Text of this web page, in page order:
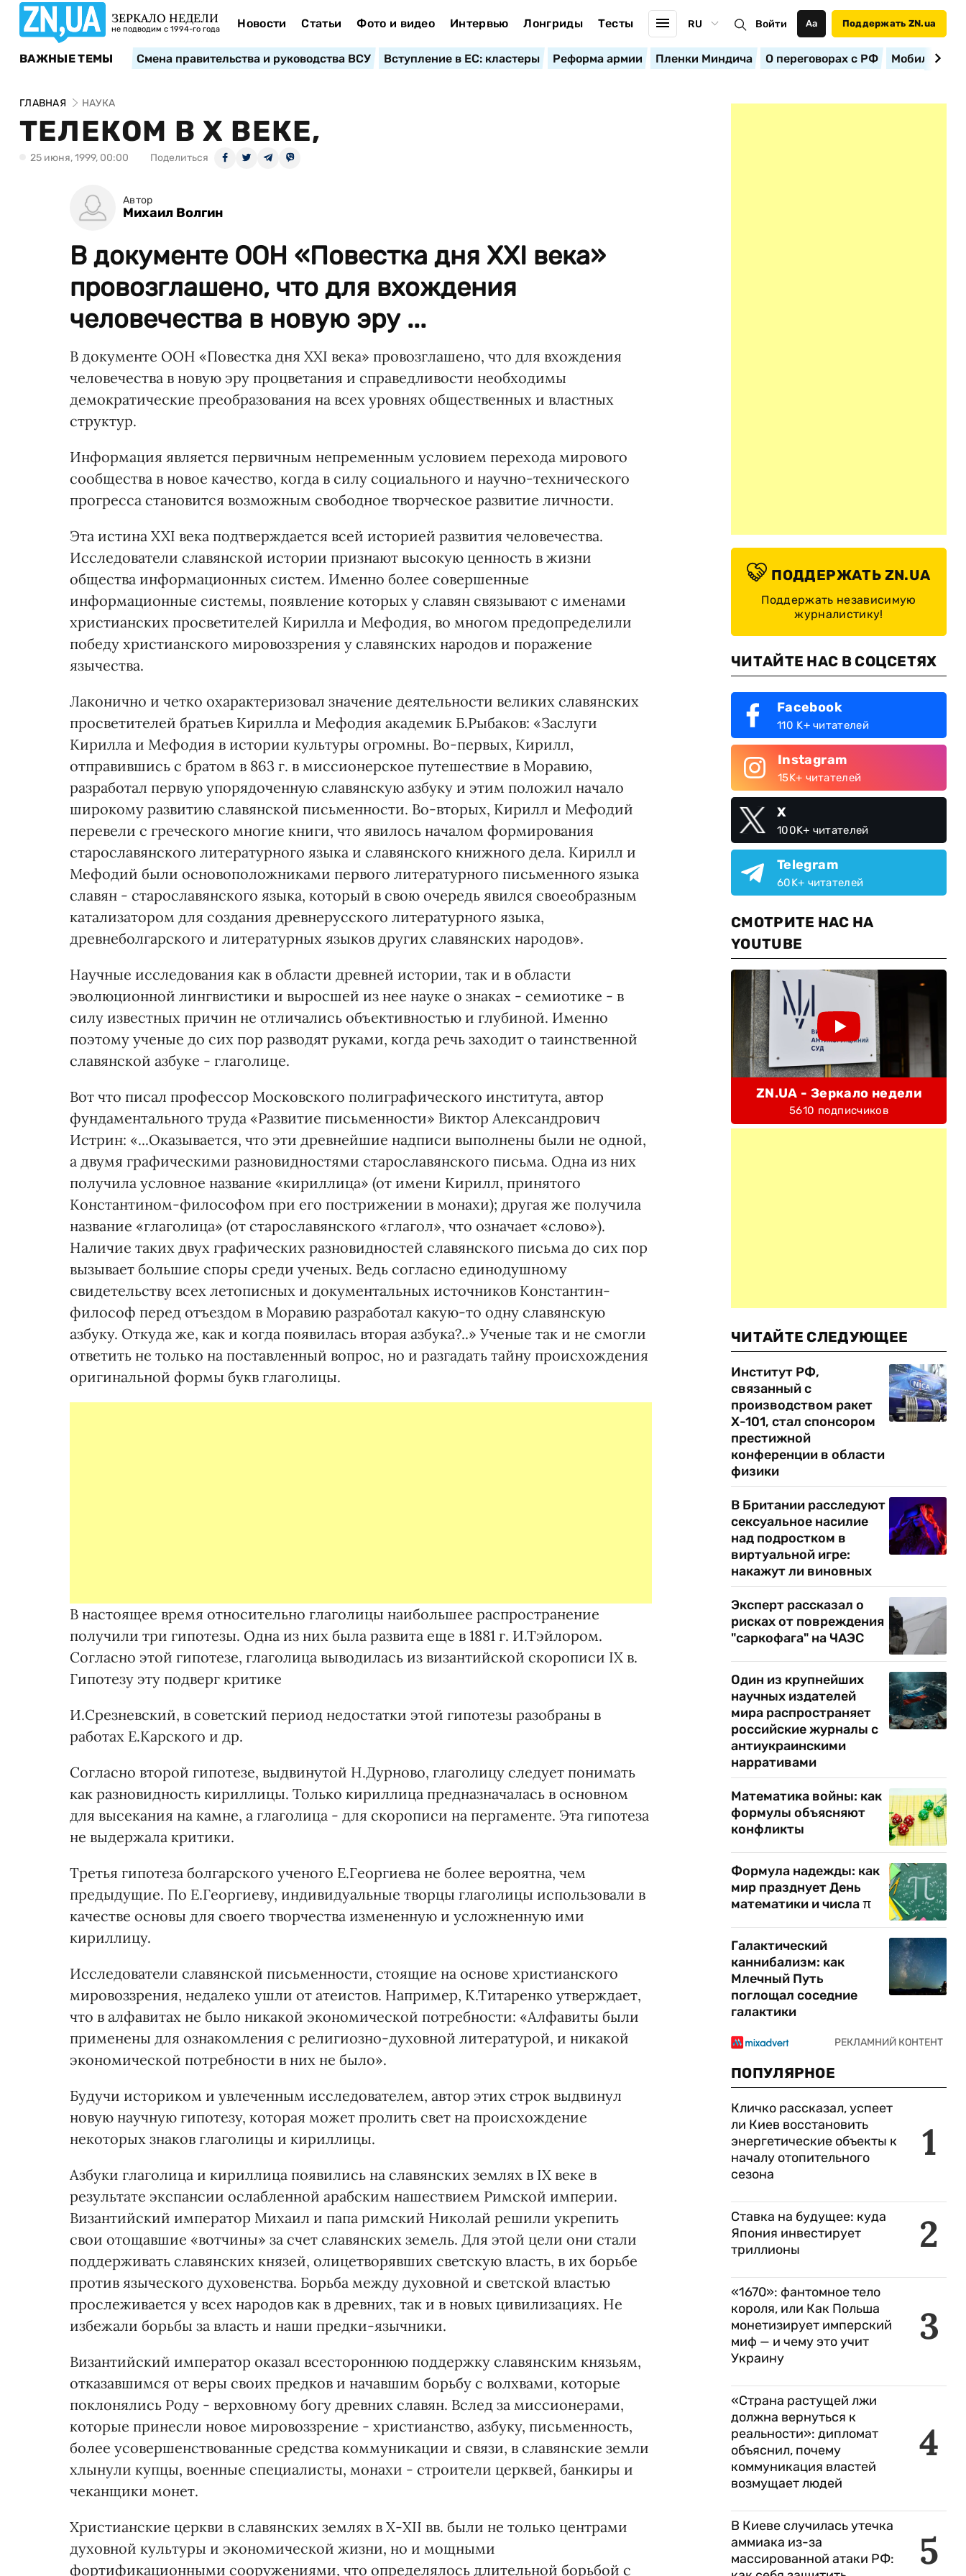
ЗЕРКАЛО НЕДЕЛИ
не подводим с 1994-го года Новости Статьи Фото и видео Интервью Лонгриды Тесты RU Войти Аа Поддержать ZN.ua
ВАЖНЫЕ ТЕМЫ Смена правительства и руководства ВСУ Вступление в ЕС: кластеры Реформа армии Пленки Миндича О переговорах с РФ
ГЛАВНАЯ НАУКА
ТЕЛЕКОМ В X ВЕКЕ,
25 июня, 1999, 00:00 Поделиться
Автор
Михаил Волгин
В документе ООН «Повестка дня ХХI века»
провозглашено, что для вхождения
человечества в новую эру ...
В документе ООН «Повестка дня ХХI века» провозглашено, что для вхождения
человечества в новую эру процветания и справедливости необходимы
демократические преобразования на всех уровнях общественных и властных
структур.
Информация является первичным непременным условием перехода мирового
сообщества в новое качество, когда в силу социального и научно-технического
прогресса становится возможным свободное творческое развитие личности.
Эта истина XXI века подтверждается всей историей развития человечества.
Исследователи славянской истории признают высокую ценность в жизни
общества информационных систем. Именно более совершенные
информационные системы, появление которых у славян связывают с именами
христианских просветителей Кирилла и Мефодия, во многом предопределили
победу христианского мировоззрения у славянских народов и поражение
язычества.
Лаконично и четко охарактеризовал значение деятельности великих славянских
просветителей братьев Кирилла и Мефодия академик Б.Рыбаков: «Заслуги
Кирилла и Мефодия в истории культуры огромны. Во-первых, Кирилл,
отправившись с братом в 863 г. в миссионерское путешествие в Моравию,
разработал первую упорядоченную славянскую азбуку и этим положил начало
широкому развитию славянской письменности. Во-вторых, Кирилл и Мефодий
перевели с греческого многие книги, что явилось началом формирования
старославянского литературного языка и славянского книжного дела. Кирилл и
Мефодий были основоположниками первого литературного письменного языка
славян - старославянского языка, который в свою очередь явился своеобразным
катализатором для создания древнерусского литературного языка,
древнеболгарского и литературных языков других славянских народов».
Научные исследования как в области древней истории, так и в области
эволюционной лингвистики и выросшей из нее науке о знаках - семиотике - в
силу известных причин не отличались объективностью и глубиной. Именно
поэтому ученые до сих пор разводят руками, когда речь заходит о таинственной
славянской азбуке - глаголице.
Вот что писал профессор Московского полиграфического института, автор
фундаментального труда «Развитие письменности» Виктор Александрович
Истрин: «...Оказывается, что эти древнейшие надписи выполнены были не одной,
а двумя графическими разновидностями старославянского письма. Одна из них
получила условное название «кириллица» (от имени Кирилл, принятого
Константином-философом при его пострижении в монахи); другая же получила
название «глаголица» (от старославянского «глагол», что означает «слово»).
Наличие таких двух графических разновидностей славянского письма до сих пор
вызывает большие споры среди ученых. Ведь согласно единодушному
свидетельству всех летописных и документальных источников Константин-
философ перед отъездом в Моравию разработал какую-то одну славянскую
азбуку. Откуда же, как и когда появилась вторая азбука?..» Ученые так и не смогли
ответить не только на поставленный вопрос, но и разгадать тайну происхождения
оригинальной формы букв глаголицы.
В настоящее время относительно глаголицы наибольшее распространение
получили три гипотезы. Одна из них была развита еще в 1881 г. И.Тэйлором.
Согласно этой гипотезе, глаголица выводилась из византийской скорописи IX в.
Гипотезу эту подверг критике
И.Срезневский, в советский период недостатки этой гипотезы разобраны в
работах Е.Карского и др.
Согласно второй гипотезе, выдвинутой Н.Дурново, глаголицу следует понимать
как разновидность кириллицы. Только кириллица предназначалась в основном
для высекания на камне, а глаголица - для скорописи на пергаменте. Эта гипотеза
не выдержала критики.
Третья гипотеза болгарского ученого Е.Георгиева не более вероятна, чем
предыдущие. По Е.Георгиеву, индивидуальные творцы глаголицы использовали в
качестве основы для своего творчества измененную и усложненную ими
кириллицу.
Исследователи славянской письменности, стоящие на основе христианского
мировоззрения, недалеко ушли от атеистов. Например, К.Титаренко утверждает,
что в алфавитах не было никакой экономической потребности: «Алфавиты были
применены для ознакомления с религиозно-духовной литературой, и никакой
экономической потребности в них не было».
Будучи историком и увлеченным исследователем, автор этих строк выдвинул
новую научную гипотезу, которая может пролить свет на происхождение
некоторых знаков глаголицы и кириллицы.
Азбуки глаголица и кириллица появились на славянских землях в IX веке в
результате экспансии ослабленной арабским нашествием Римской империи.
Византийский император Михаил и папа римский Николай решили укрепить
свои отощавшие «вотчины» за счет славянских земель. Для этой цели они стали
поддерживать славянских князей, олицетворявших светскую власть, в их борьбе
против языческого духовенства. Борьба между духовной и светской властью
прослеживается у всех народов как в древних, так и в новых цивилизациях. Не
избежали борьбы за власть и наши предки-язычники.
Византийский император оказал всестороннюю поддержку славянским князьям,
отказавшимся от веры своих предков и начавшим борьбу с волхвами, которые
поклонялись Роду - верховному богу древних славян. Вслед за миссионерами,
которые принесли новое мировоззрение - христианство, азбуку, письменность,
более усовершенствованные средства коммуникации и связи, в славянские земли
хлынули купцы, военные специалисты, монахи - строители церквей, банкиры и
чеканщики монет.
Христианские церкви в славянских землях в Х-ХII вв. были не только центрами
духовной культуры и экономической жизни, но и мощными
фортификационными сооружениями, что определялось длительной борьбой с
ПОДДЕРЖАТЬ ZN.UA
Поддержать независимую
журналистику!
ЧИТАЙТЕ НАС В СОЦСЕТЯХ
Facebook
110 K+ читателей
Instagram
15K+ читателей
X
100K+ читателей
Telegram
60K+ читателей
СМОТРИТЕ НАС НА
YOUTUBE
ZN.UA - Зеркало недели
5610 подписчиков
ЧИТАЙТЕ СЛЕДУЮЩЕЕ
Институт РФ,
связанный с
производством ракет
Х-101, стал спонсором
престижной
конференции в области
физики
В Британии расследуют
сексуальное насилие
над подростком в
виртуальной игре:
накажут ли виновных
Эксперт рассказал о
рисках от повреждения
"саркофага" на ЧАЭС
Один из крупнейших
научных издателей
мира распространяет
российские журналы с
антиукраинскими
нарративами
Математика войны: как
формулы объясняют
конфликты
Формула надежды: как
мир празднует День
математики и числа π
Галактический
каннибализм: как
Млечный Путь
поглощал соседние
галактики
ПОПУЛЯРНОЕ
1
Кличко рассказал, успеет
ли Киев восстановить
энергетические объекты к
началу отопительного
сезона
2
Ставка на будущее: куда
Япония инвестирует
триллионы
3
«1670»: фантомное тело
короля, или Как Польша
монетизирует имперский
миф — и чему это учит
Украину
4
«Страна растущей лжи
должна вернуться к
реальности»: дипломат
объяснил, почему
коммуникация властей
возмущает людей
5
В Киеве случилась утечка
аммиака из-за
массированной атаки РФ: